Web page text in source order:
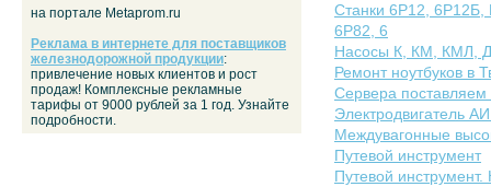
Станки 6Р12,
6Р82, 6
Насосы К, КМ,
Ремонт ноутбуков в
Сервера
Электродвигатель
Междувагонные
Путевой инструмент
Путевой
на портале Metaprom.ru
Реклама в интернете для поставщиков
железнодорожной продукции:
привлечение новых клиентов и рост
продаж! Комплексные рекламные
тарифы от 9000 рублей за 1 год. Узнайте
подробности.